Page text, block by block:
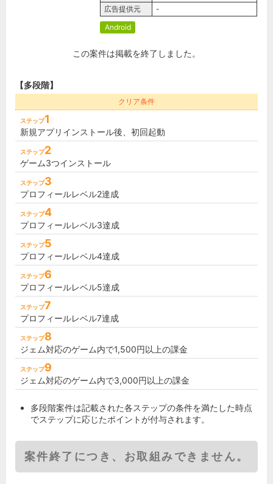
広告提供元
-
Android
この案件は掲載を終了しました。
【多段階】
クリア条件
ステップ1
新規アプリインストール後、初回起動
ステップ2
ゲーム3つインストール
ステップ3
プロフィールレベル2達成
ステップ4
プロフィールレベル3達成
ステップ5
プロフィールレベル4達成
ステップ6
プロフィールレベル5達成
ステップ7
プロフィールレベル7達成
ステップ8
ジェム対応のゲーム内で1,500円以上の課金
ステップ9
ジェム対応のゲーム内で3,000円以上の課金
多段階案件は記載された各ステップの条件を満たした時点
でステップに応じたポイントが付与されます。
案件終了につき、お取組みできません。